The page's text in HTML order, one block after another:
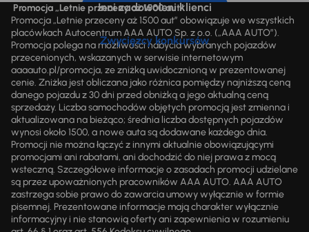
Inni zadowoleni klienci
Zwycięzcy konkursów
Promocja „Letnie przeceny aż 1500 aut”
Promocja „Letnie przeceny aż 1500 aut” obowiązuje we wszystkich
placówkach Autocentrum AAA AUTO Sp. z o.o. („AAA AUTO”).
Promocja polega na możliwości nabycia wybranych pojazdów
przecenionych, wskazanych w serwisie internetowym
aaaauto.pl/promocja, ze zniżką uwidocznioną w prezentowanej
cenie. Zniżka jest obliczana jako różnica pomiędzy najniższą ceną
danego pojazdu z 30 dni przed obniżką a jego aktualną ceną
sprzedaży. Liczba samochodów objętych promocją jest zmienna i
aktualizowana na bieżąco; średnia liczba dostępnych pojazdów
wynosi około 1500, a nowe auta są dodawane każdego dnia.
Promocji nie można łączyć z innymi aktualnie obowiązującymi
promocjami ani rabatami, ani dochodzić do niej prawa z mocą
wsteczną. Szczegółowe informacje o zasadach promocji udzielane
są przez upoważnionych pracowników AAA AUTO. AAA AUTO
zastrzega sobie prawo do zawarcia umowy wyłącznie w formie
pisemnej. Prezentowane informacje mają charakter wyłącznie
informacyjny i nie stanowią oferty ani zapewnienia w rozumieniu